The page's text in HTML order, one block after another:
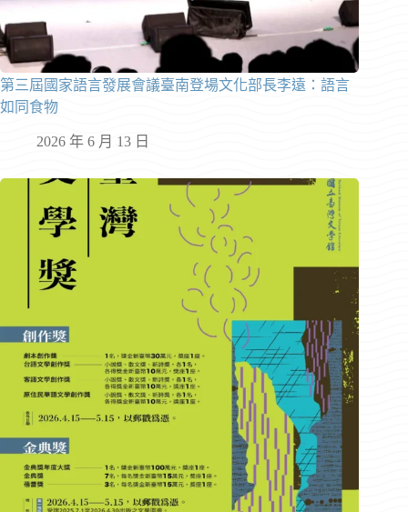
第三屆國家語言發展會議臺南登場文化部長李遠：語言
如同食物
2026 年 6 月 13 日